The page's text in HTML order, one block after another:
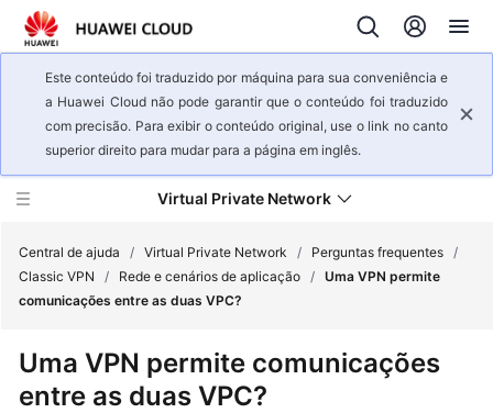
Este conteúdo foi traduzido por máquina para sua conveniência e
a Huawei Cloud não pode garantir que o conteúdo foi traduzido
com precisão. Para exibir o conteúdo original, use o link no canto
superior direito para mudar para a página em inglês.
Virtual Private Network
de
serviço
Central de ajuda / Virtual Private Network / Perguntas frequentes /
Classic VPN
/ Rede e cenários de aplicação / Uma VPN permite
comunicações entre as duas VPC?
Uma VPN permite comunicações
entre as duas VPC?